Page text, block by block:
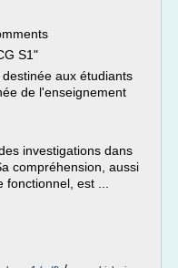
S1"
aux étudiants
l'enseignement
investigations dans
compréhension, aussi
est ...